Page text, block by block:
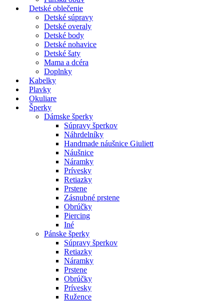
Detské oblečenie
Detské súpravy
Detské overaly
Detské body
Detské nohavice
Detské šaty
Mama a dcéra
Doplnky
Kabelky
Plavky
Okuliare
Šperky
Dámske šperky
Súpravy šperkov
Náhrdelníky
Handmade náušnice Giuliett
Náušnice
Náramky
Prívesky
Retiazky
Prstene
Zásnubné prstene
Obrúčky
Piercing
Iné
Pánske šperky
Súpravy šperkov
Retiazky
Náramky
Prstene
Obrúčky
Prívesky
Ružence